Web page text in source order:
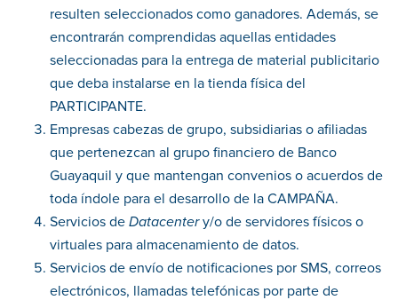
resulten seleccionados como ganadores. Además, se
encontrarán comprendidas aquellas entidades
seleccionadas para la entrega de material publicitario
que deba instalarse en la tienda física del
PARTICIPANTE.
Empresas cabezas de grupo, subsidiarias o afiliadas
que pertenezcan al grupo financiero de Banco
Guayaquil y que mantengan convenios o acuerdos de
toda índole para el desarrollo de la CAMPAÑA.
Servicios de Datacentery/o de servidores físicos o
virtuales para almacenamiento de datos.
Servicios de envío de notificaciones por SMS, correos
electrónicos, llamadas telefónicas por parte de